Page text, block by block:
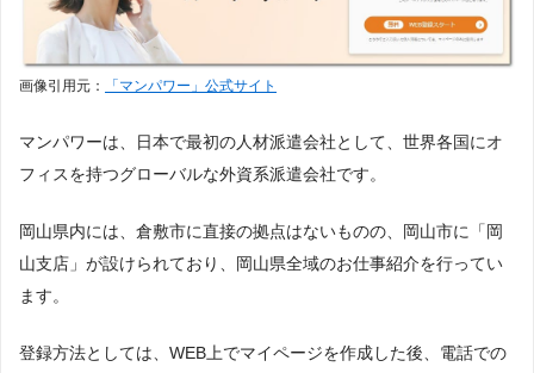
画像引用元： 「マンパワー」公式サイト
マンパワーは、日本で最初の人材派遣会社として、世界各国にオ
フィスを持つグローバルな外資系派遣会社です。
岡山県内には、倉敷市に直接の拠点はないものの、岡山市に「岡
山支店」が設けられており、岡山県全域のお仕事紹介を行ってい
ます。
登録方法としては、WEB上でマイページを作成した後、電話での